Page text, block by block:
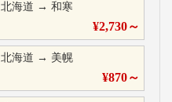
北海道 →和寒
¥2,730～
北海道 → 美幌
¥870～